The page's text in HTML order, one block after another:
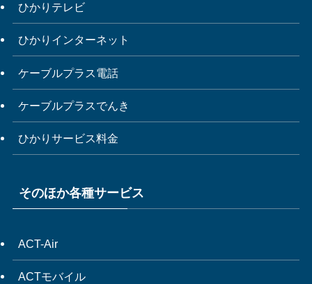
ひかりテレビ
ひかりインターネット
ケーブルプラス電話
ケーブルプラスでんき
ひかりサービス料金
そのほか各種サービス
ACT-Air
ACTモバイル